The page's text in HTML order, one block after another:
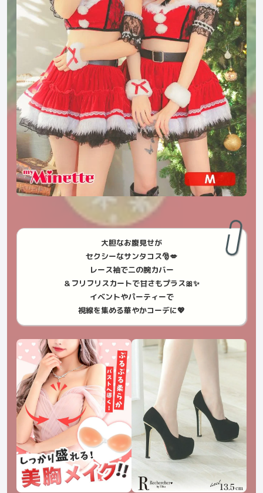
大胆なお腹見せが
セクシーなサンタコス🎅💋
レース袖で二の腕カバー
＆フリフリスカートで甘さもプラス🎀✨
イベントやパーティーで
視線を集める華やかコーデに💖